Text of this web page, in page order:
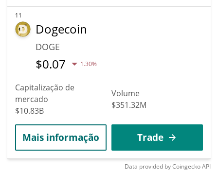
11
Dogecoin
DOGE
$0.07 1.30%
Capitalização de
mercado
$10.83B
Volume
$351.32M
Mais informação Trade
Data provided byCoingeckoAPI